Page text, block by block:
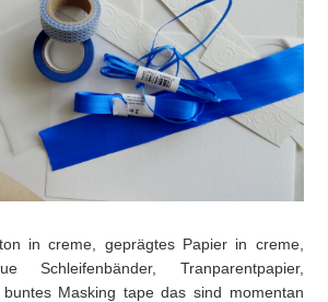
in creme, geprägtes Papier in creme,
Schleifenbänder, Tranparentpapier,
Masking tape das sind momentan